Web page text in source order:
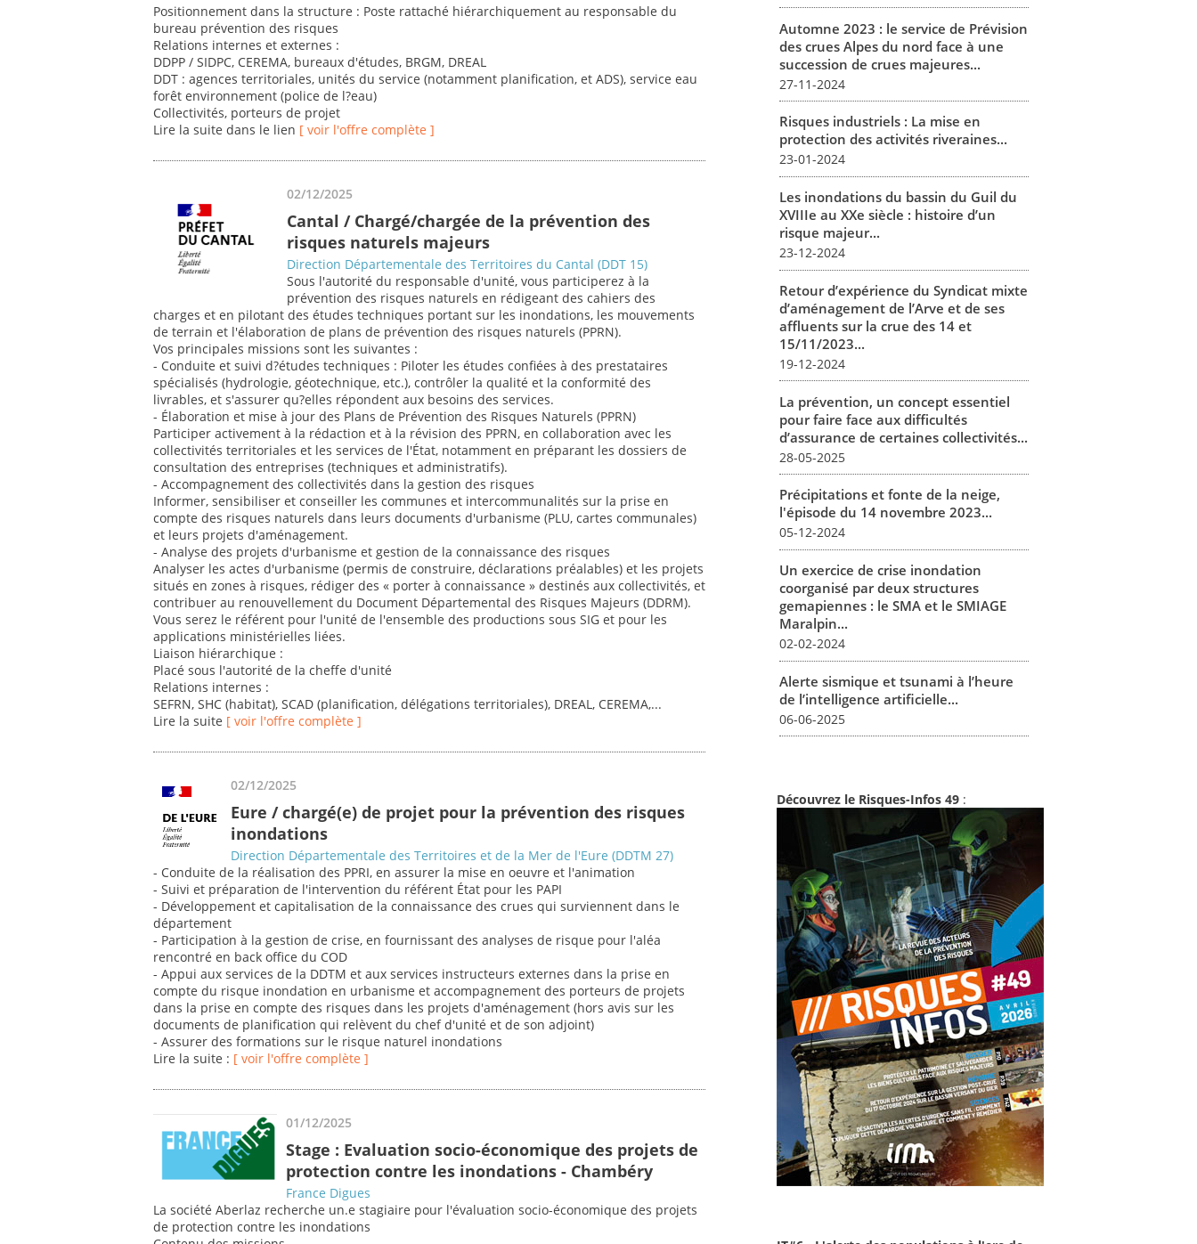
Positionnement dans la structure : Poste rattaché hiérarchiquement au responsable du
bureau prévention des risques
Relations internes et externes :
DDPP / SIDPC, CEREMA, bureaux d'études, BRGM, DREAL
DDT : agences territoriales, unités du service (notamment planification, et ADS), service eau
forêt environnement (police de l?eau)
Collectivités, porteurs de projet
Lire la suite dans le lien [ voir l'offre complète ]
02/12/2025
Cantal / Chargé/chargée de la prévention des
risques naturels majeurs
Direction Départementale des Territoires du Cantal (DDT 15)
Sous l'autorité du responsable d'unité, vous participerez à la
prévention des risques naturels en rédigeant des cahiers des
charges et en pilotant des études techniques portant sur les inondations, les mouvements
de terrain et l'élaboration de plans de prévention des risques naturels (PPRN).
Vos principales missions sont les suivantes :
- Conduite et suivi d?études techniques : Piloter les études confiées à des prestataires
spécialisés (hydrologie, géotechnique, etc.), contrôler la qualité et la conformité des
livrables, et s'assurer qu?elles répondent aux besoins des services.
- Élaboration et mise à jour des Plans de Prévention des Risques Naturels (PPRN)
Participer activement à la rédaction et à la révision des PPRN, en collaboration avec les
collectivités territoriales et les services de l'État, notamment en préparant les dossiers de
consultation des entreprises (techniques et administratifs).
- Accompagnement des collectivités dans la gestion des risques
Informer, sensibiliser et conseiller les communes et intercommunalités sur la prise en
compte des risques naturels dans leurs documents d'urbanisme (PLU, cartes communales)
et leurs projets d'aménagement.
- Analyse des projets d'urbanisme et gestion de la connaissance des risques
Analyser les actes d'urbanisme (permis de construire, déclarations préalables) et les projets
situés en zones à risques, rédiger des « porter à connaissance » destinés aux collectivités, et
contribuer au renouvellement du Document Départemental des Risques Majeurs (DDRM).
Vous serez le référent pour l'unité de l'ensemble des productions sous SIG et pour les
applications ministérielles liées.
Liaison hiérarchique :
Placé sous l'autorité de la cheffe d'unité
Relations internes :
SEFRN, SHC (habitat), SCAD (planification, délégations territoriales), DREAL, CEREMA,...
Lire la suite [ voir l'offre complète ]
02/12/2025
Eure / chargé(e) de projet pour la prévention des risques
inondations
Direction Départementale des Territoires et de la Mer de l'Eure (DDTM 27)
- Conduite de la réalisation des PPRI, en assurer la mise en oeuvre et l'animation
- Suivi et préparation de l'intervention du référent État pour les PAPI
- Développement et capitalisation de la connaissance des crues qui surviennent dans le
département
- Participation à la gestion de crise, en fournissant des analyses de risque pour l'aléa
rencontré en back office du COD
- Appui aux services de la DDTM et aux services instructeurs externes dans la prise en
compte du risque inondation en urbanisme et accompagnement des porteurs de projets
dans la prise en compte des risques dans les projets d'aménagement (hors avis sur les
documents de planification qui relèvent du chef d'unité et de son adjoint)
- Assurer des formations sur le risque naturel inondations
Lire la suite : [ voir l'offre complète ]
01/12/2025
Stage : Evaluation socio-économique des projets de
protection contre les inondations - Chambéry
France Digues
La société Aberlaz recherche un.e stagiaire pour l'évaluation socio-économique des projets
de protection contre les inondations
Automne 2023 : le service de Prévision
des crues Alpes du nord face à une
succession de crues majeures...
27-11-2024
Risques industriels : La mise en
protection des activités riveraines...
23-01-2024
Les inondations du bassin du Guil du
XVIIIe au XXe siècle : histoire d’un
risque majeur...
23-12-2024
Retour d’expérience du Syndicat mixte
d’aménagement de l’Arve et de ses
affluents sur la crue des 14 et
15/11/2023...
19-12-2024
La prévention, un concept essentiel
pour faire face aux difficultés
d’assurance de certaines collectivités...
28-05-2025
Précipitations et fonte de la neige,
l'épisode du 14 novembre 2023...
05-12-2024
Un exercice de crise inondation
coorganisé par deux structures
gemapiennes : le SMA et le SMIAGE
Maralpin...
02-02-2024
Alerte sismique et tsunami à l’heure
de l’intelligence artificielle...
06-06-2025
Découvrez le Risques-Infos 49 :